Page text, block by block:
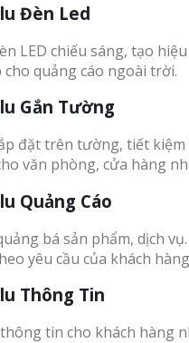
Đèn Led
LED chiếu sáng, tạo
cho quảng cáo ngoài trời.
Gắn Tường
đặt trên tường, tiết
văn phòng, cửa hàng
Quảng Cáo
bá sản phẩm, dịch vụ.
yêu cầu của khách
Thông Tin
tin cho khách hàng